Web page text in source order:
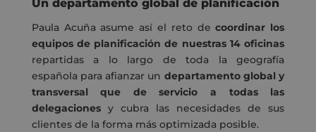
Un departamento global de planificación
Paula Acuña asume así el reto decoordinar los
equipos de planificación de nuestras 14 oficinas
repartidas a lo largo de toda la geografía
española para afianzar un departamento global y
transversal que de servicio a todas las
delegacionesy cubra las necesidades de sus
clientes de la forma más optimizada posible.